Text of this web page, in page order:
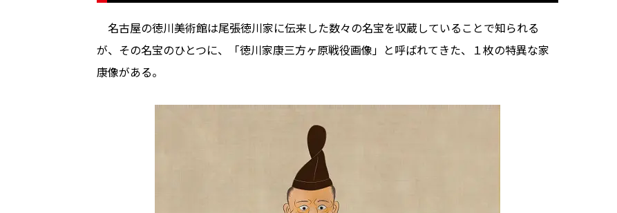
名古屋の徳川美術館は尾張徳川家に伝来した数々の名宝を収蔵していることで知られる
が、その名宝のひとつに、「徳川家康三方ヶ原戦役画像」と呼ばれてきた、１枚の特異な家
康像がある。